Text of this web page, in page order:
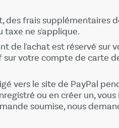
frais supplémentaires
taxe ne s'applique.
de l'achat est réservé sur
votre compte de carte
vers le site de PayPal
ou en créer un,
soumise, nous